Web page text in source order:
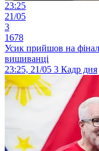
23:25
21/05
3
1678
Усик прийшов на
вишиванці
23:25, 21/05 3 Кадр дня